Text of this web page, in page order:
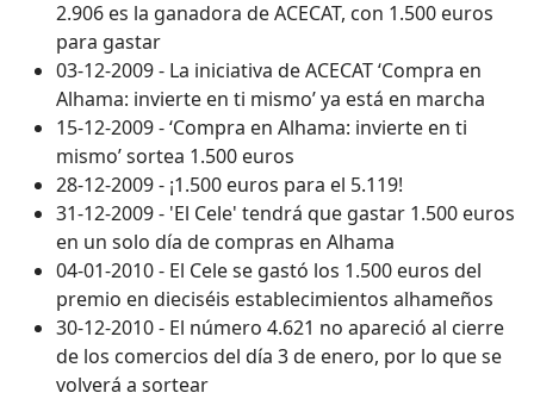
2.906 es la ganadora de ACECAT, con 1.500 euros
para gastar
03-12-2009 - La iniciativa de ACECAT ‘Compra en
Alhama: invierte en ti mismo’ ya está en marcha
15-12-2009 - ‘Compra en Alhama: invierte en ti
mismo’ sortea 1.500 euros
28-12-2009 - ¡1.500 euros para el 5.119!
31-12-2009 - 'El Cele' tendrá que gastar 1.500 euros
en un solo día de compras en Alhama
04-01-2010 - El Cele se gastó los 1.500 euros del
premio en dieciséis establecimientos alhameños
30-12-2010 - El número 4.621 no apareció al cierre
de los comercios del día 3 de enero, por lo que se
volverá a sortear